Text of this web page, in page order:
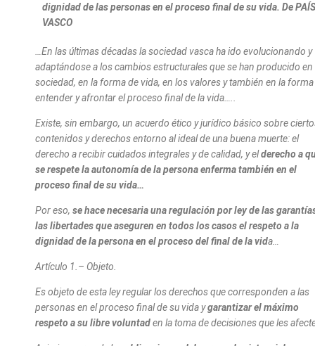
dignidad de las personas en el proceso final de su vida. De PAÍS
VASCO
…En las últimas décadas la sociedad vasca ha ido evolucionando y
adaptándose a los cambios estructurales que se han producido en
sociedad, en la forma de vida, en los valores y también en la
entender y afrontar el proceso final de la vida…..
Existe, sin embargo, un acuerdo ético y jurídico básico sobre
contenidos y derechos entorno al ideal de una buena muerte: el
derecho a recibir cuidados integrales y de calidad, y elderecho a
se respete la autonomía de la persona enferma también en el
proceso final de su vida…
Por eso, se hace necesaria una regulación por ley de las
las libertades que aseguren en todos los casos el respeto a la
dignidad de la persona en el proceso del final de la vida…
Artículo 1.– Objeto.
Es objeto de esta ley regular los derechos que corresponden a las
personas en el proceso final de su vida ygarantizar el máximo
respeto a su libre voluntaden la toma de decisiones que les